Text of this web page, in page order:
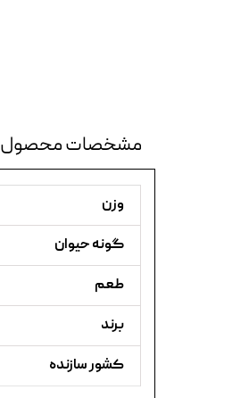
مشخصات محصول
وزن
گونه حیوان
طعم
برند
کشور سازنده